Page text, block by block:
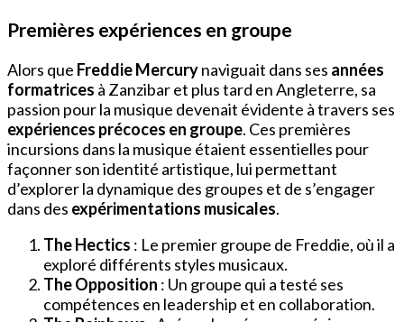
Premières expériences en groupe
Alors que Freddie Mercurynaviguait dans ses années
formatrices à Zanzibar et plus tard en Angleterre, sa
passion pour la musique devenait évidente à travers ses
expériences précoces en groupe. Ces premières
incursions dans la musique étaient essentielles pour
façonner son identité artistique, lui permettant
d’explorer la dynamique des groupes et de s’engager
dans des expérimentations musicales.
The Hectics : Le premier groupe de Freddie, où il a
exploré différents styles musicaux.
The Opposition : Un groupe qui a testé ses
compétences en leadership et en collaboration.